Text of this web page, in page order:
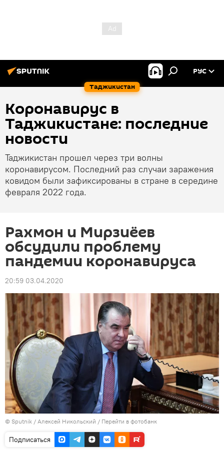
Таджикистан
РУС
Коронавирус в
Таджикистане: последние
новости
Таджикистан прошел через три волны
коронавирусом. Последний раз случаи заражения
ковидом были зафиксированы в стране в середине
февраля 2022 года.
Рахмон и Мирзиёев
обсудили проблему
пандемии коронавируса
20:59 03.04.2020
© Sputnik / Алексей Никольский / Перейти в фотобанк
Подписаться